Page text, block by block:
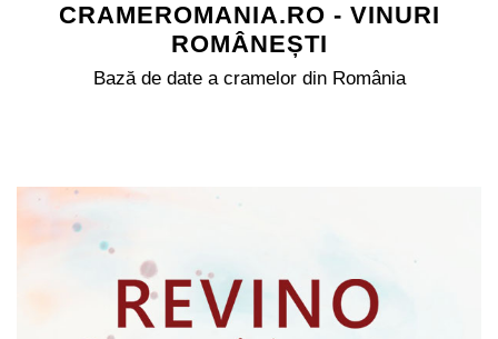
CRAMEROMANIA.RO - VINURI
ROMÂNEȘTI
Bază de date a cramelor din România